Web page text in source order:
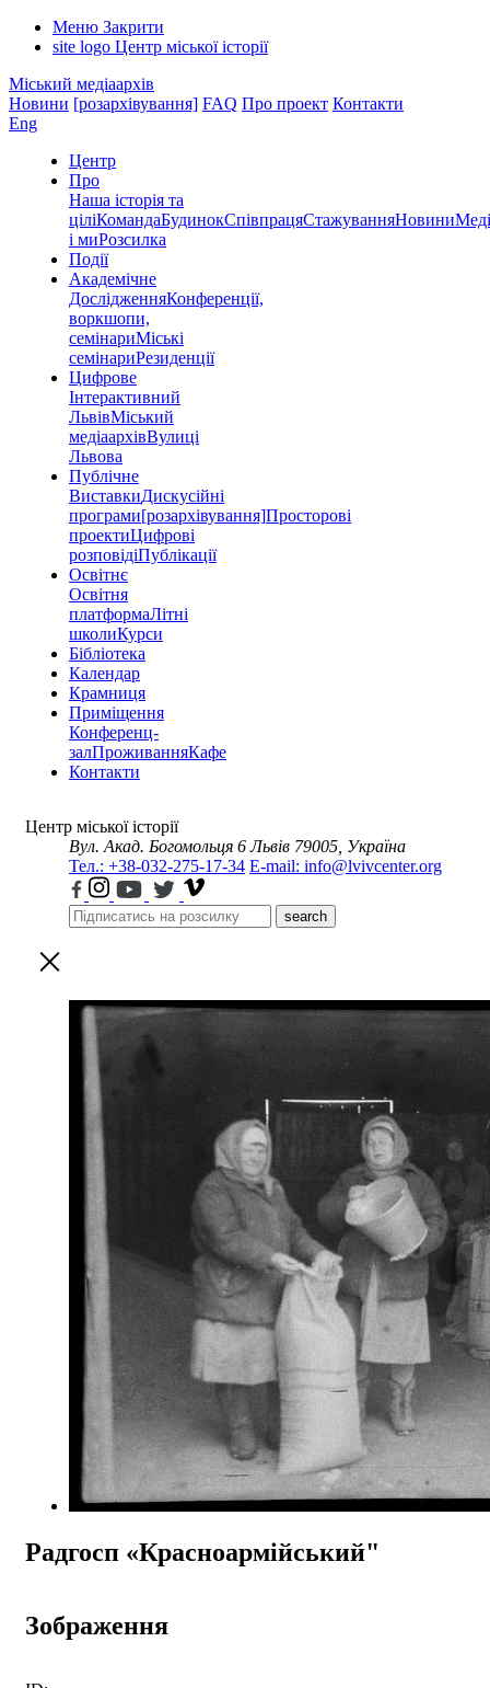
Меню Закрити
site logo Центр міської історії
Міський медіаархів
Новини [розархівування] FAQ Про проект Контакти
Eng
Центр
Про
Наша історія та
ціліКомандаБудинокСпівпрацяСтажуванняНовини
і миРозсилка
Події
Академічне
ДослідженняКонференції,
воркшопи,
семінариМіські
семінариРезиденції
Цифрове
Інтерактивний
ЛьвівМіський
медіаархівВулиці
Львова
Публічне
ВиставкиДискусійні
програми[розархівування]Просторові
проектиЦифрові
розповідіПублікації
Освітнє
Освітня
платформаЛітні
школиКурси
Бібліотека
Календар
Крамниця
Приміщення
Конференц-
залПроживанняКафе
Контакти
Центр міської історії
Вул. Акад. Богомольця 6 Львів 79005, Україна
Тел.: +38-032-275-17-34 E-mail: info@lvivcenter.org
search
Радгосп «Красноармійський"
Зображення